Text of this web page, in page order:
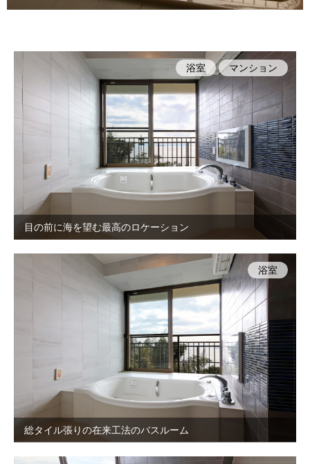
目の前に海を望む最高のロケーション
浴室 マンション
総タイル張りの在来工法のバスルーム
浴室